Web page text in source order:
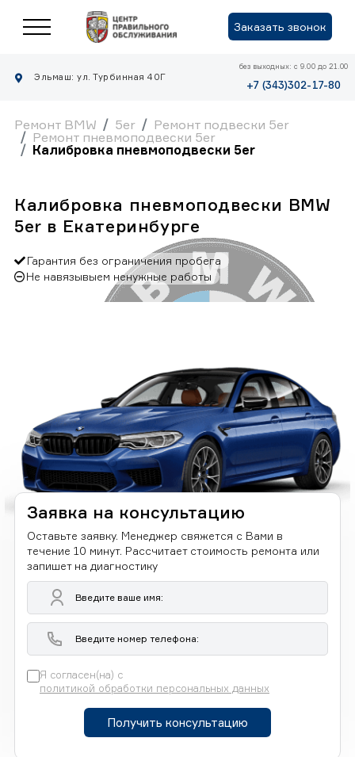
Заказать звонок
Эльмаш: ул. Турбинная 40Г
без выходных: с 9.00 до 21.00
+7 (343)302-17-80
Ремонт BMW 5er
Ремонт подвески 5er
Ремонт пневмоподвески 5er
Калибровка пневмоподвески 5er
Калибровка пневмоподвески BMW
5er в Екатеринбурге
Гарантия без ограничения пробега
Не навязывыем ненужные работы
Заявка на консультацию
Оставьте заявку. Менеджер свяжется с Вами в
течение 10 минут. Рассчитает стоимость ремонта или
запишет на диагностику
Я согласен(на) с
политикой обработки персональных данных
Получить консультацию